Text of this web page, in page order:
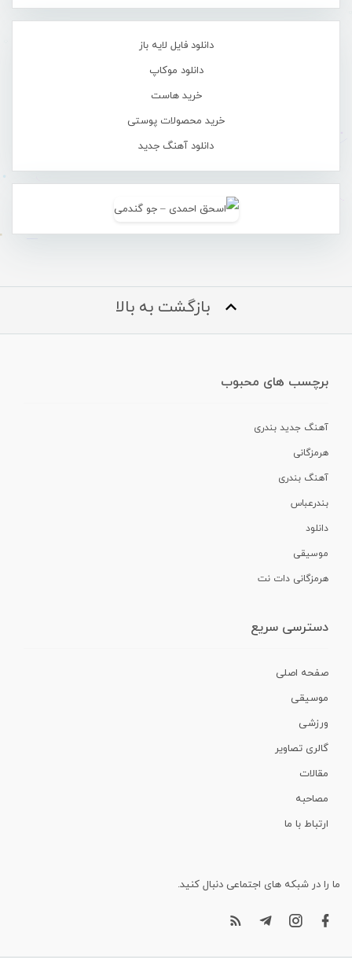
دانلود فایل لایه باز
دانلود موکاپ
خرید هاست
خرید محصولات پوستی
دانلود آهنگ جدید
بازگشت به بالا
برچسب های محبوب
آهنگ جدید بندری
هرمزگانی
آهنگ بندری
بندرعباس
دانلود
موسیقی
هرمزگانی دات نت
دسترسی سریع
صفحه اصلی
موسیقی
ورزشی
گالری تصاویر
مقالات
مصاحبه
ارتباط با ما
ما را در شبکه های اجتماعی دنبال کنید.